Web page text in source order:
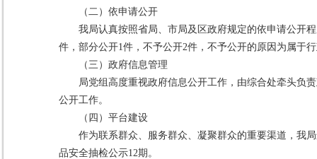
（二）依申请公开
我局认真按照省局、市局及区政府规定的依申请公开
件，部分公开1件，不予公开2件，不予公开的原因为属于
（三）政府信息管理
局党组高度重视政府信息公开工作，由综合处牵头负
公开工作。
（四）平台建设
作为联系群众、服务群众、凝聚群众的重要渠道，我
品安全抽检公示12期。